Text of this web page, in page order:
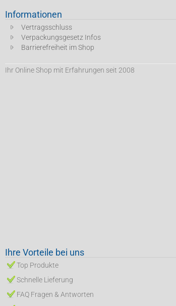
Informationen
Vertragsschluss
Verpackungsgesetz Infos
Barrierefreiheit im Shop
Ihr Online Shop mit Erfahrungen seit 2008
Ihre Vorteile bei uns
Top Produkte
Schnelle Lieferung
FAQ Fragen & Antworten